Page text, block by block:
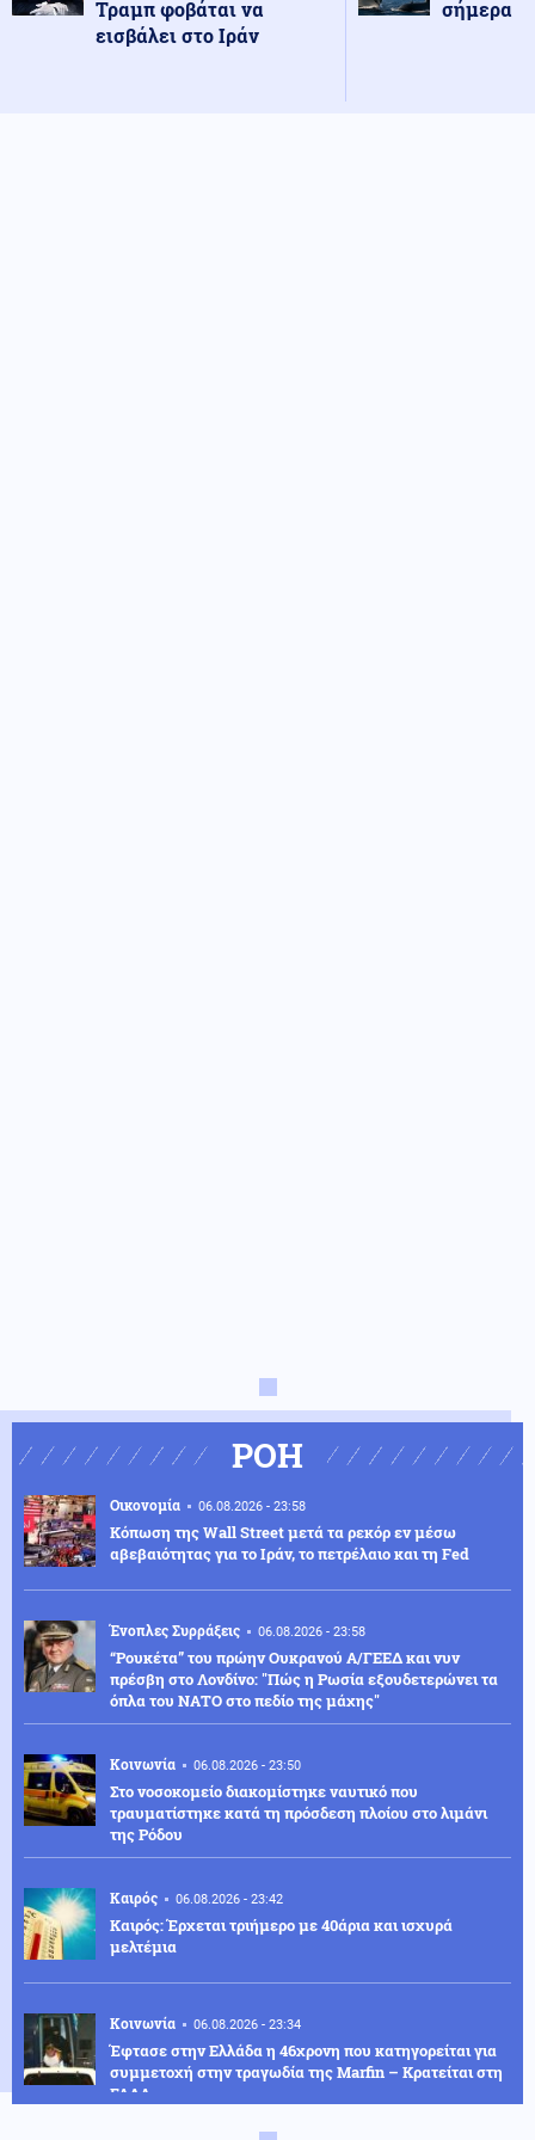
Τραμπ φοβάται να
εισβάλει στο Ιράν
σήμερα
ΡΟΗ
Οικονομία 06.08.2026 - 23:58
Κόπωση της Wall Street μετά τα ρεκόρ εν μέσω
αβεβαιότητας για το Ιράν, το πετρέλαιο και τη Fed
Ένοπλες Συρράξεις 06.08.2026 - 23:58
“Ρουκέτα” του πρώην Ουκρανού Α/ΓΕΕΔ και νυν
πρέσβη στο Λονδίνο: "Πώς η Ρωσία εξουδετερώνει τα
όπλα του ΝΑΤΟ στο πεδίο της μάχης"
Κοινωνία 06.08.2026 - 23:50
Στο νοσοκομείο διακομίστηκε ναυτικό που
τραυματίστηκε κατά τη πρόσδεση πλοίου στο λιμάνι
της Ρόδου
Καιρός 06.08.2026 - 23:42
Καιρός: Έρχεται τριήμερο με 40άρια και ισχυρά
μελτέμια
Κοινωνία 06.08.2026 - 23:34
Έφτασε στην Ελλάδα η 46χρονη που κατηγορείται για
συμμετοχή στην τραγωδία της Marfin – Κρατείται στη
ΓΑΔΑ